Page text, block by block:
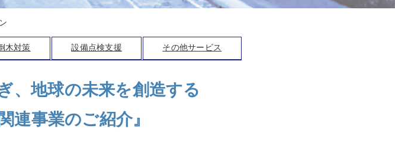
木対策 設備点検支援 その他サービス
、地球の未来を創造する
連事業のご紹介』